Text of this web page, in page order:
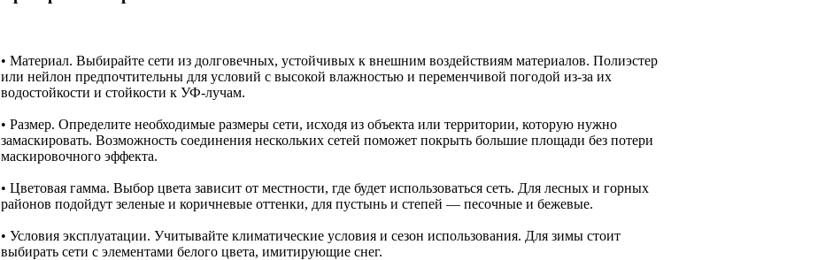
• Материал. Выбирайте сети из долговечных, устойчивых к внешним воздействиям материалов. Полиэстер
или нейлон предпочтительны для условий с высокой влажностью и переменчивой погодой из-за их
водостойкости и стойкости к УФ-лучам.
• Размер. Определите необходимые размеры сети, исходя из объекта или территории, которую нужно
замаскировать. Возможность соединения нескольких сетей поможет покрыть большие площади без потери
маскировочного эффекта.
• Цветовая гамма. Выбор цвета зависит от местности, где будет использоваться сеть. Для лесных и горных
районов подойдут зеленые и коричневые оттенки, для пустынь и степей — песочные и бежевые.
• Условия эксплуатации. Учитывайте климатические условия и сезон использования. Для зимы стоит
выбирать сети с элементами белого цвета, имитирующие снег.